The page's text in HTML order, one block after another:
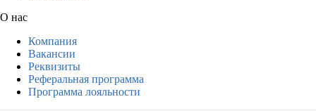
О нас
Компания
Вакансии
Реквизиты
Реферальная программа
Программа лояльности